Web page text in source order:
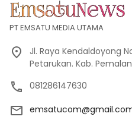
PT EMSATU MEDIA UTAMA
Jl. Raya Kendaldoyong
Petarukan. Kab.
081286147630